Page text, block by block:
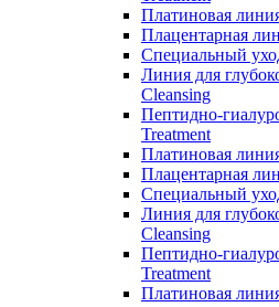
Платиновая
Плацентарная
Специальный
Линия для
Cleansing
Пептидно-
Treatment
Платиновая
Плацентарная
Специальный
Линия для
Cleansing
Пептидно-
Treatment
Платиновая